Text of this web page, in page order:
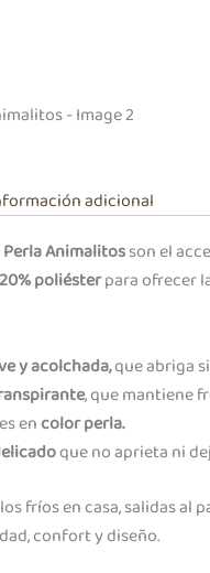
adicional
Perla Animalitosson el
poliésterpara ofrecer
y acolchada,que abriga
, que mantiene
en color perla.
que no aprieta ni
fríos en casa, salidas
confort y diseño.